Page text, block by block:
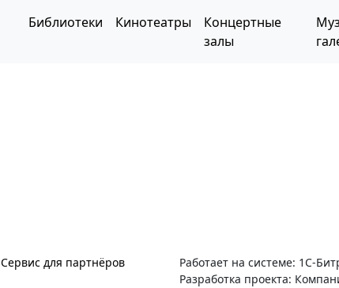
Библиотеки Кинотеатры
Концертные
залы
Сервис для партнёров
Работает на системе: 1С-
Разработка проекта: